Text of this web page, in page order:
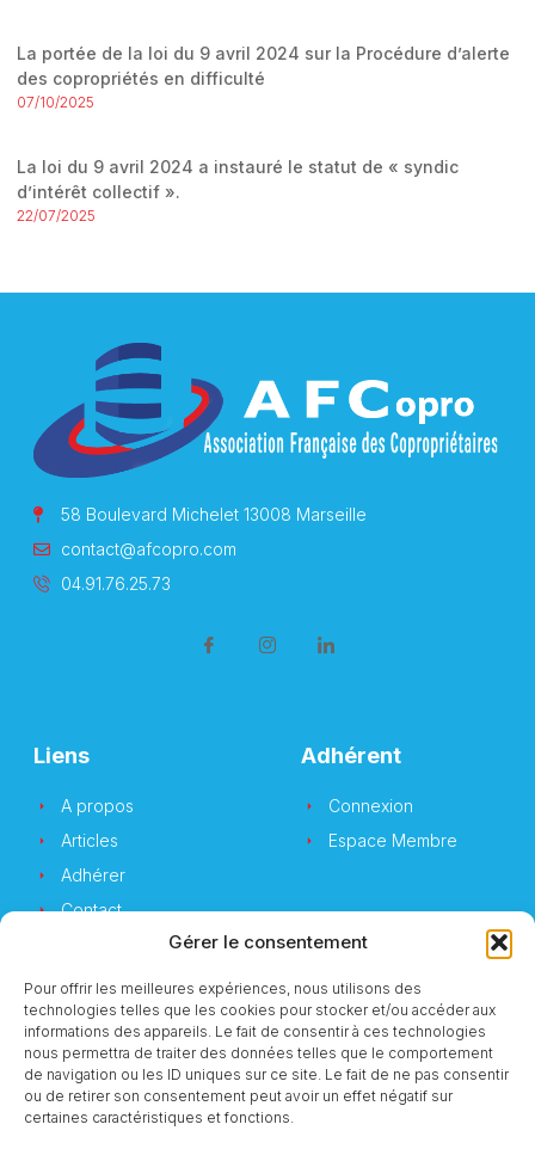
Gérer le consentement
Pour offrir les meilleures expériences, nous utilisons des
technologies telles que les cookies pour stocker et/ou accéder aux
informations des appareils. Le fait de consentir à ces technologies
nous permettra de traiter des données telles que le comportement
de navigation ou les ID uniques sur ce site. Le fait de ne pas consentir
ou de retirer son consentement peut avoir un effet négatif sur
certaines caractéristiques et fonctions.
La portée de la loi du 9 avril 2024 sur la Procédure d’alerte
des copropriétés en difficulté
07/10/2025
La loi du 9 avril 2024 a instauré le statut de « syndic
d’intérêt collectif ».
22/07/2025
58 Boulevard Michelet 13008 Marseille
contact@afcopro.com
04.91.76.25.73
Liens
A propos
Articles
Adhérer
Contact
Adhérent
Connexion
Espace Membre
Newsletter
Vous souhaitez suivre notre actualité ?